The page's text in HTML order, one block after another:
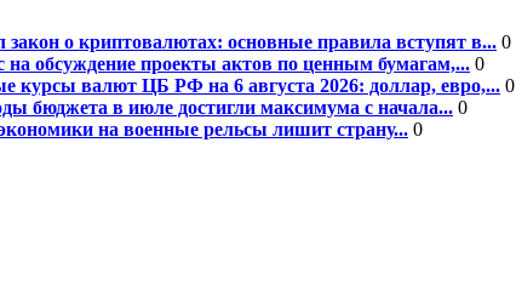
закон о криптовалютах: основные правила вступят в... 0
на обсуждение проекты актов по ценным бумагам,... 0
курсы валют ЦБ РФ на 6 августа 2026: доллар, евро,... 0
бюджета в июле достигли максимума с начала... 0
на военные рельсы лишит страну... 0